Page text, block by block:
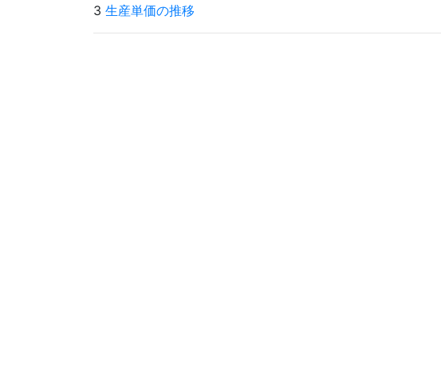
3 生産単価の推移